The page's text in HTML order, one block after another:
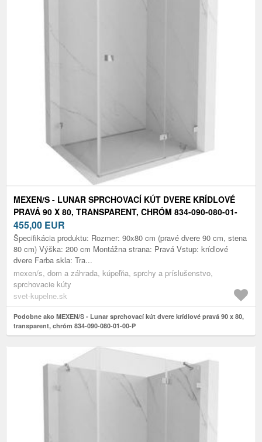
MEXEN/S - LUNAR SPRCHOVACÍ KÚT DVERE KRÍDLOVÉ
PRAVÁ 90 X 80, TRANSPARENT, CHRÓM 834-090-080-01-
00-P
455,00 EUR
Špecifikácia produktu: Rozmer: 90x80 cm (pravé dvere 90 cm, stena
80 cm) Výška: 200 cm Montážna strana: Pravá Vstup: krídlové
dvere Farba skla: Tra...
mexen/s, dom a záhrada, kúpeľňa, sprchy a príslušenstvo,
sprchovacie kúty
svet-kupelne.sk
Podobne ako MEXEN/S - Lunar sprchovací kút dvere krídlové pravá 90 x 80,
transparent, chróm 834-090-080-01-00-P